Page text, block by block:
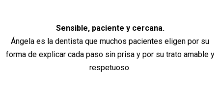
Sensible, paciente y cercana.
Ángela es la dentista que muchos pacientes eligen por su
forma de explicar cada paso sin prisa y por su trato amable y
respetuoso.